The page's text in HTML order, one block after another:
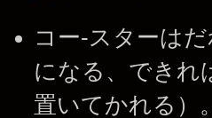
コー-スターは
になる、できれ
置いてかれる）